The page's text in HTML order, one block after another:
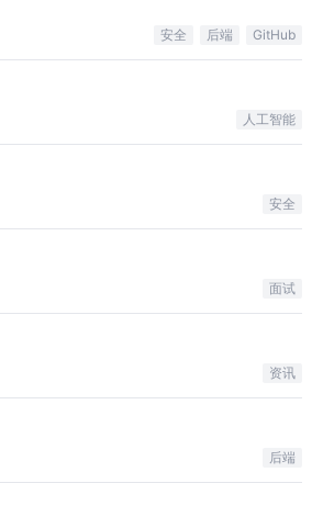
安全 后端 GitHub
人工智能
安全
面试
资讯
后端